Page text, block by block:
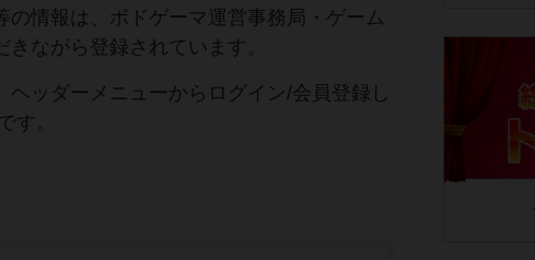
情報は、ボドゲーマ運営事務局・ゲーム
ながら登録されています。
ッダーメニューからログイン/会員登録し
す。